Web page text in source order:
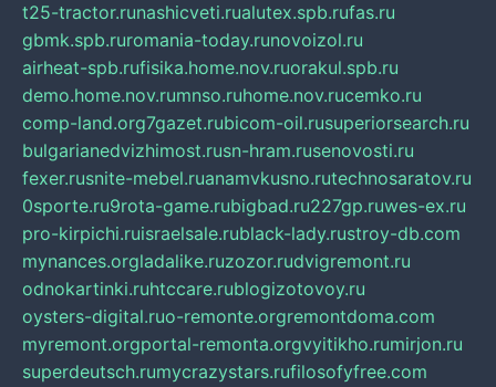
t25-tractor.runashicveti.rualutex.spb.rufas.ru
gbmk.spb.ruromania-today.runovoizol.ru
airheat-spb.rufisika.home.nov.ruorakul.spb.ru
demo.home.nov.rumnso.ruhome.nov.rucemko.ru
comp-land.org7gazet.rubicom-oil.rusuperiorsearch.ru
bulgarianedvizhimost.rusn-hram.rusenovosti.ru
fexer.rusnite-mebel.ruanamvkusno.rutechnosaratov.ru
0sporte.ru9rota-game.rubigbad.ru227gp.ruwes-ex.ru
pro-kirpichi.ruisraelsale.rublack-lady.rustroy-db.com
mynances.orgladalike.ruzozor.rudvigremont.ru
odnokartinki.ruhtccare.rublogizotovoy.ru
oysters-digital.ruo-remonte.orgremontdoma.com
myremont.orgportal-remonta.orgvyitikho.rumirjon.ru
superdeutsch.rumycrazystars.rufilosofyfree.com